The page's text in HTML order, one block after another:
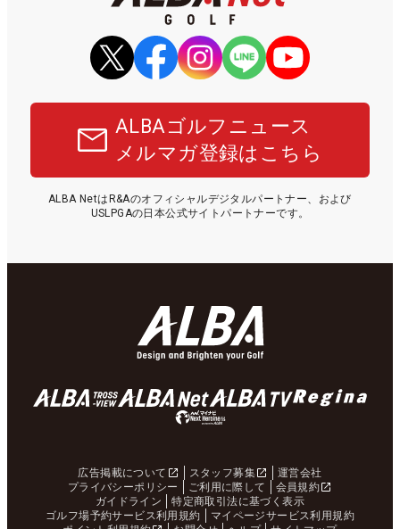
ALBAゴルフニュース
メルマガ登録はこちら
ALBA NetはR&Aのオフィシャルデジタルパートナー、および
USLPGAの日本公式サイトパートナーです。
広告掲載について スタッフ募集
運営会社
プライバシーポリシー
ご利用に際して
会員規約
ガイドライン
特定商取引法に基づく表示
ゴルフ場予約サービス利用規約
マイページサービス利用規約